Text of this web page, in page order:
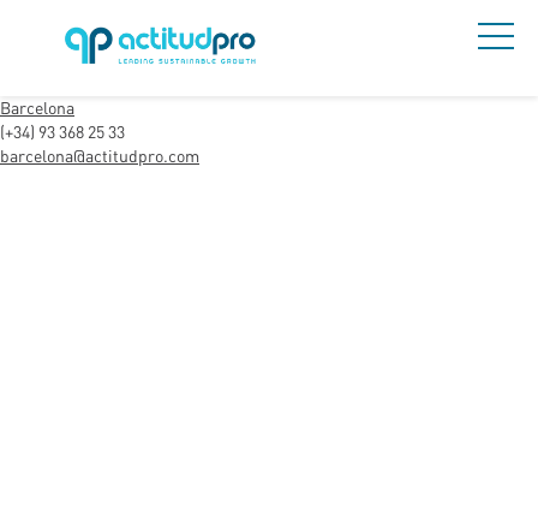
Barcelona
(+34) 93 368 25 33
barcelona@actitudpro.com